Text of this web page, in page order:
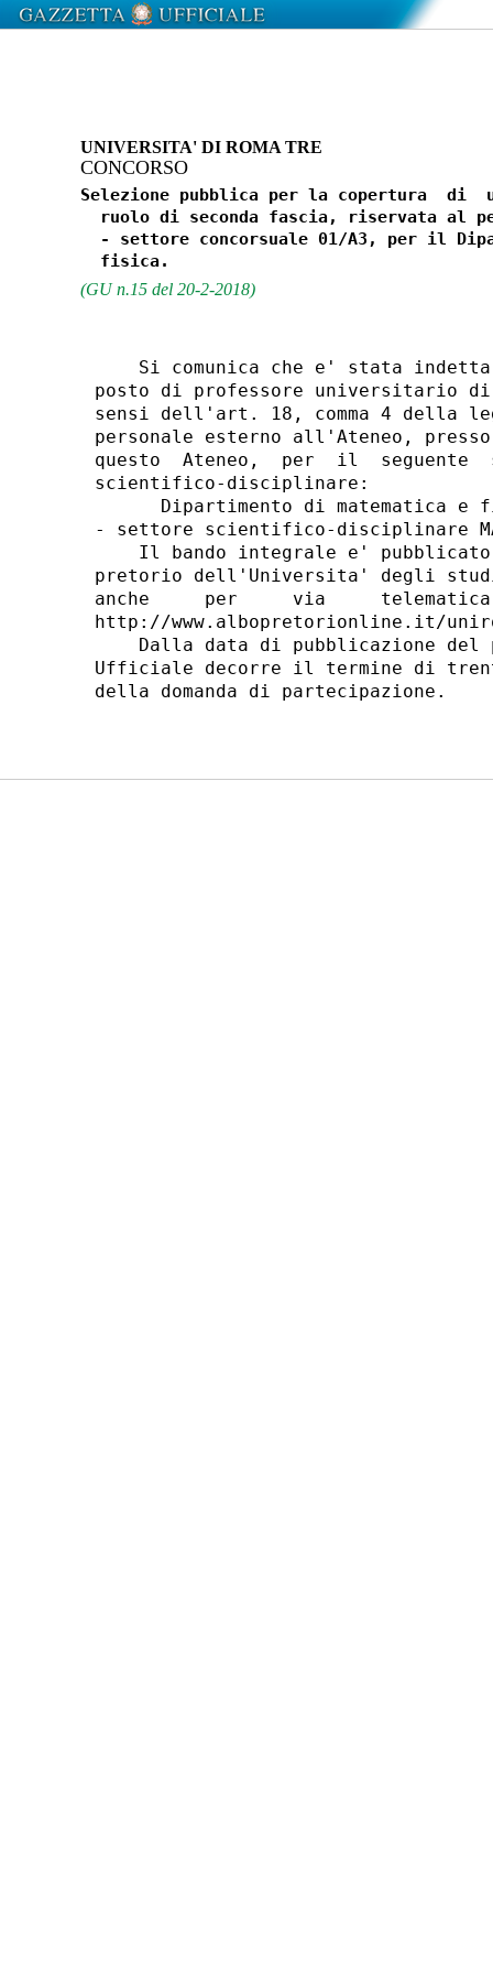
UNIVERSITA' DI ROMA TRE
CONCORSO
Selezione pubblica per la copertura  di
ruolo di seconda fascia, riservata al
- settore concorsuale 01/A3, per il
(GU n.15 del 20-2-2018)
Si comunica che e' stata
posto di professore universitario
sensi dell'art. 18, comma 4 della
personale esterno all'Ateneo,
questo  Ateneo,  per  il  seguente
scientifico-disciplinare:
Dipartimento di matematica e
- settore scientifico-disciplinare
Il bando integrale e'
pretorio dell'Universita' degli
anche     per     via
http://www.albopretorionline.it/
Dalla data di pubblicazione del
Ufficiale decorre il termine di
della domanda di partecipazione.